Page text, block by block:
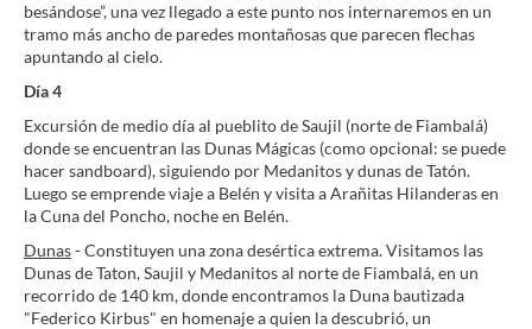
besándose”, una vez llegado a este punto nos internaremos en un
tramo más ancho de paredes montañosas que parecen flechas
apuntando al cielo.
Día 4
Excursión de medio día al pueblito de Saujil (norte de Fiambalá)
donde se encuentran las Dunas Mágicas (como opcional: se puede
hacer sandboard), siguiendo por Medanitos y dunas de Tatón.
Luego se emprende viaje a Belén y visita a Arañitas Hilanderas en
la Cuna del Poncho, noche en Belén.
Dunas- Constituyen una zona desértica extrema. Visitamos las
Dunas de Taton, Saujil y Medanitos al norte de Fiambalá, en un
recorrido de 140 km, donde encontramos la Duna bautizada
"Federico Kirbus" en homenaje a quien la descubrió, un